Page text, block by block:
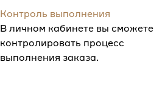
Контроль выполнения
В личном кабинете вы сможете
контролировать процесс
выполнения заказа.